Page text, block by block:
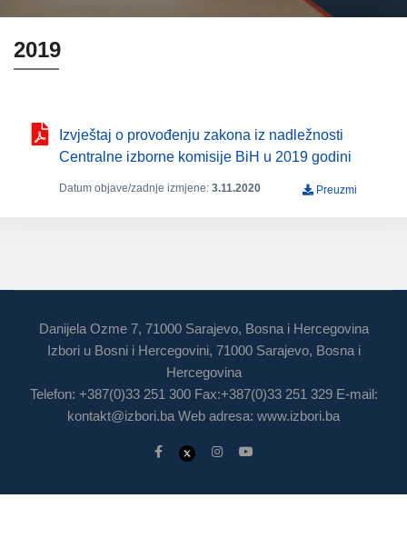
2019
Izvještaj o provođenju zakona iz nadležnosti
Centralne izborne komisije BiH u 2019 godini
Datum objave/zadnje izmjene: 3.11.2020 Preuzmi
Danijela Ozme 7, 71000 Sarajevo, Bosna i Hercegovina
Izbori u Bosni i Hercegovini, 71000 Sarajevo, Bosna i
Hercegovina
Telefon: +387(0)33 251 300 Fax:+387(0)33 251 329 E-mail:
kontakt@izbori.ba Web adresa: www.izbori.ba